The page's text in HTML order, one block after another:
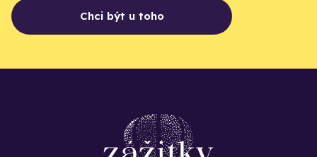
Chci být u toho